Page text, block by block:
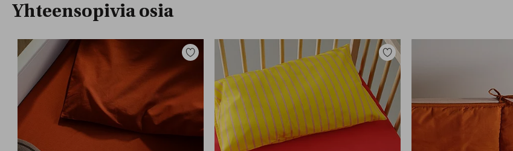
Yhteensopivia osia
Lisää
suosikkeihin
Lisää
suosikkeihin